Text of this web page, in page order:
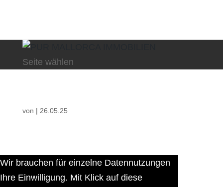
Seite wählen
von | 26.05.25
Wir brauchen für einzelne Datennutzungen
Ihre Einwilligung. Mit Klick auf diese